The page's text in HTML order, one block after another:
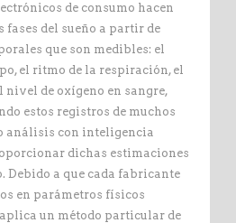
de consumo hacen
fases del sueño a partir de
que son medibles: el
el ritmo de la respiración, el
nivel de oxígeno en sangre,
estos registros de muchos
análisis con inteligencia
dichas estimaciones
Debido a que cada fabricante
en parámetros físicos
un método particular de